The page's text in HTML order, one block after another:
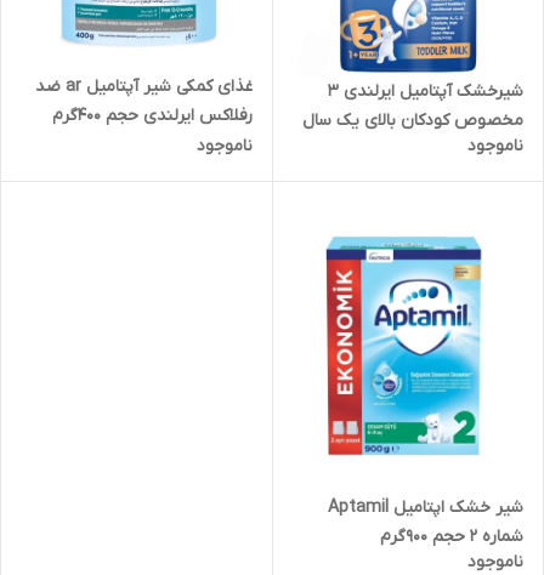
شیرخشک آپتامیل ایرلندی 3
مخصوص کودکان بالای یک سال
Aptamil
ناموجود
غذای کمکی شیر آپتامیل ar ضد
رفلاکس ایرلندی حجم ۴۰۰گرم
ناموجود
شیر خشک اپتامیل Aptamil
شماره ۲ حجم ۹۰۰گرم
ناموجود